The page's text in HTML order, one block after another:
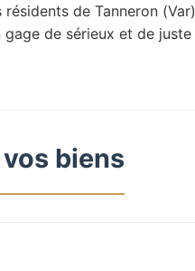
de Tanneron (Var)
de sérieux et de juste
biens